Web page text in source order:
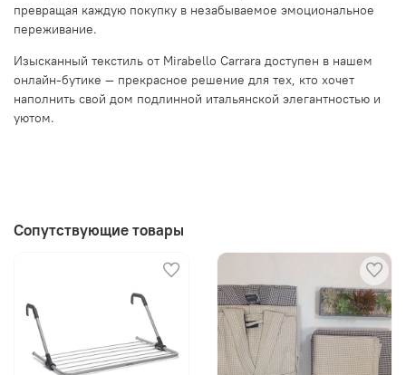
превращая каждую покупку в незабываемое эмоциональное
переживание.
Изысканный текстиль от Mirabello Carrara доступен в нашем
онлайн-бутике — прекрасное решение для тех, кто хочет
наполнить свой дом подлинной итальянской элегантностью и
уютом.
Сопутствующие товары